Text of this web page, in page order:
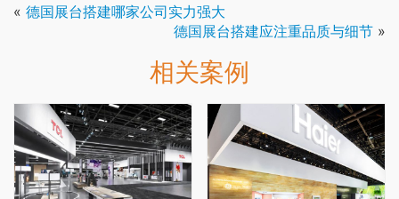
« 德国展台搭建哪家公司实力强大
德国展台搭建应注重品质与细节 »
相关案例